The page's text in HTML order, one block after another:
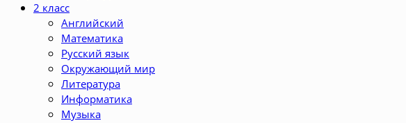
2 класс
Английский
Математика
Русский язык
Окружающий мир
Литература
Информатика
Музыка